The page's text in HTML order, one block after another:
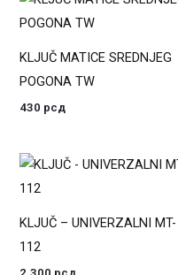
KLJUČ MATICE SREDNJEG
POGONA TW
430 рсд
KLJUČ – UNIVERZALNI MT-
112